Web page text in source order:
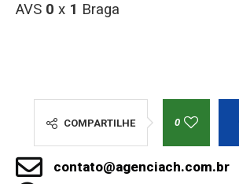
AVS 0 x 1 Braga
COMPARTILHE 0
contato@agenciach.com.br